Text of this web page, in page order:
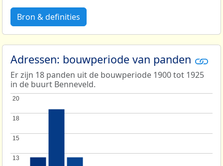
Bron & definities
Adressen: bouwperiode van panden
Er zijn 18 panden uit de bouwperiode 1900 tot 1925
in de buurt Benneveld.
13
13
15
15
18
18
20
20